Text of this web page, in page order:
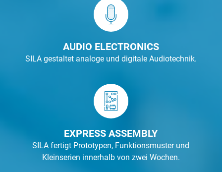
AUDIO ELECTRONICS
SILA gestaltet analoge und digitale Audiotechnik.
EXPRESS ASSEMBLY
SILA fertigt Prototypen, Funktionsmuster und
Kleinserien innerhalb von zwei Wochen.